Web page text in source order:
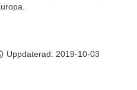
Uppdaterad: 2019-10-03